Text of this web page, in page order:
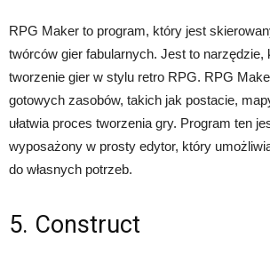
RPG Maker to program, który jest
twórców gier fabularnych. Jest to narzędzie,
tworzenie gier w stylu retro RPG. RPG
gotowych zasobów, takich jak postacie,
ułatwia proces tworzenia gry. Program ten
wyposażony w prosty edytor, który
do własnych potrzeb.
5. Construct